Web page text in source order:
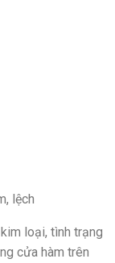
lệch
loại, tình trạng
cửa hàm trên